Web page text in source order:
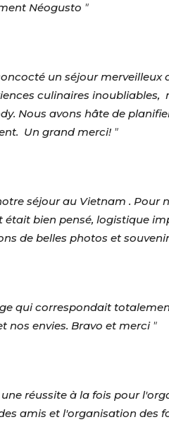
Néogusto "
un séjour merveilleux
culinaires
Nous avons hâte de
Un grand merci! "
séjour au Vietnam . Pour
était bien pensé, logistique
de belles photos et
qui correspondait
nos envies. Bravo et merci "
réussite à la fois pour
amis et l'organisation des